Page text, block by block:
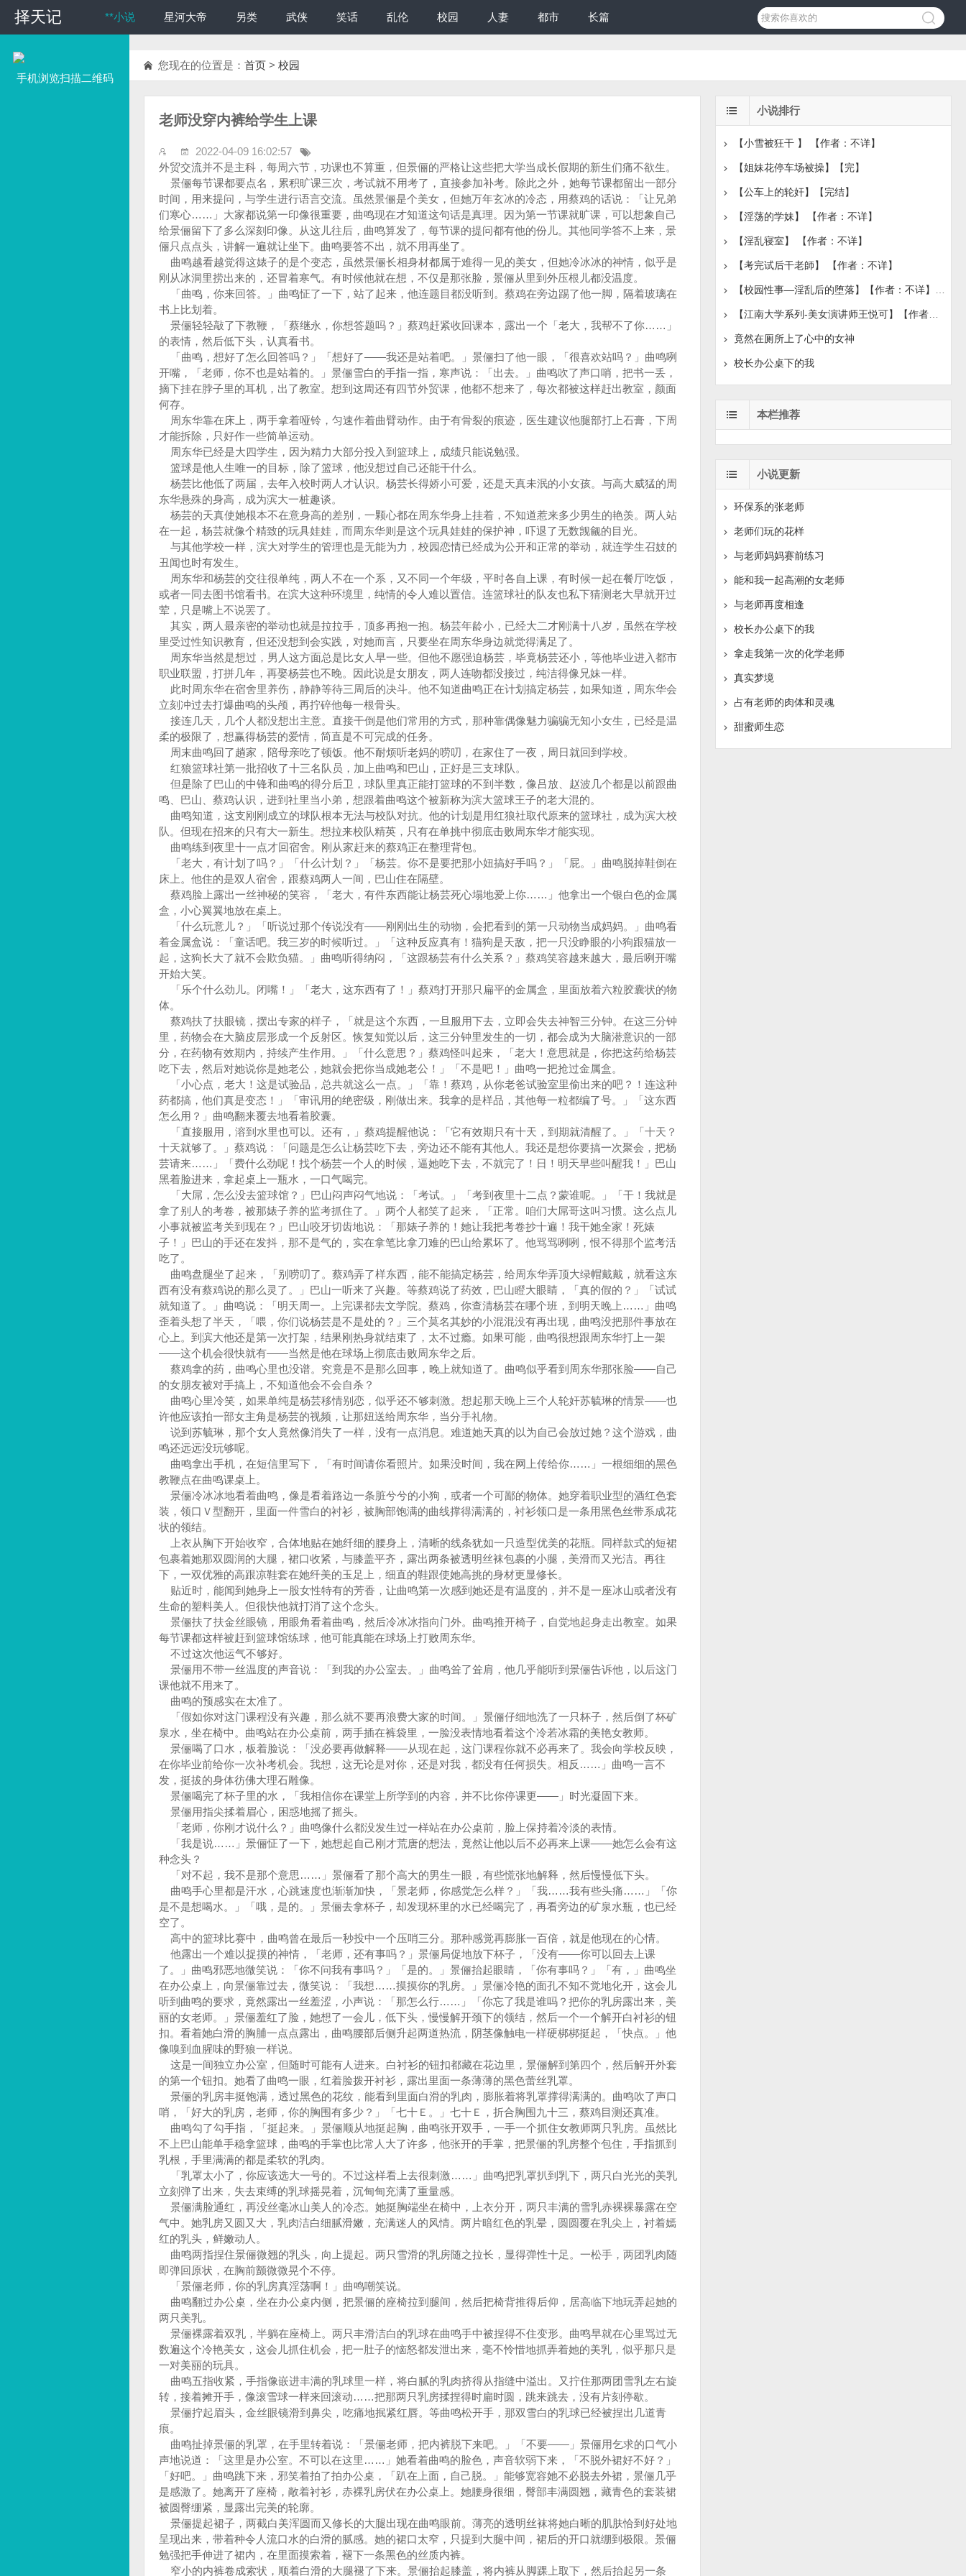
择天记
择天记 **小说 星河大帝 另类 武侠 笑话 乱伦 校园 人妻 都市 长篇
手机浏览扫描二维码
您现在的位置是： 首页 > 校园
老师没穿内裤给学生上课
2022-04-09 16:02:57
外贸交流并不是主科，每周六节，功课也不算重，但景俪的严格让这些把大学当成长假期的新生们痛不欲生。
景俪每节课都要点名，累积旷课三次，考试就不用考了，直接参加补考。除此之外，她每节课都留出一部分
时间，用来提问，与学生进行语言交流。虽然景俪是个美女，但她万年玄冰的冷态，用蔡鸡的话说：「让兄弟
们寒心……」大家都说第一印像很重要，曲鸣现在才知道这句话是真理。因为第一节课就旷课，可以想象自己
给景俪留下了多么深刻印像。从这儿往后，曲鸣算发了，每节课的提问都有他的份儿。其他同学答不上来，景
俪只点点头，讲解一遍就让坐下。曲鸣要答不出，就不用再坐了。
曲鸣越看越觉得这婊子的是个变态，虽然景俪长相身材都属于难得一见的美女，但她冷冰冰的神情，似乎是
刚从冰洞里捞出来的，还冒着寒气。有时候他就在想，不仅是那张脸，景俪从里到外压根儿都没温度。
「曲鸣，你来回答。」曲鸣怔了一下，站了起来，他连题目都没听到。蔡鸡在旁边踢了他一脚，隔着玻璃在
书上比划着。
景俪轻轻敲了下教鞭，「蔡继永，你想答题吗？」蔡鸡赶紧收回课本，露出一个「老大，我帮不了你……」
的表情，然后低下头，认真看书。
「曲鸣，想好了怎么回答吗？」「想好了——我还是站着吧。」景俪扫了他一眼，「很喜欢站吗？」曲鸣咧
开嘴，「老师，你不也是站着的。」景俪雪白的手指一指，寒声说：「出去。」曲鸣吹了声口哨，把书一丢，
摘下挂在脖子里的耳机，出了教室。想到这周还有四节外贸课，他都不想来了，每次都被这样赶出教室，颜面
何存。
周东华靠在床上，两手拿着哑铃，匀速作着曲臂动作。由于有骨裂的痕迹，医生建议他腿部打上石膏，下周
才能拆除，只好作一些简单运动。
周东华已经是大四学生，因为精力大部分投入到篮球上，成绩只能说勉强。
篮球是他人生唯一的目标，除了篮球，他没想过自己还能干什么。
杨芸比他低了两届，去年入校时两人才认识。杨芸长得娇小可爱，还是天真未泯的小女孩。与高大威猛的周
东华悬殊的身高，成为滨大一桩趣谈。
杨芸的天真使她根本不在意身高的差别，一颗心都在周东华身上挂着，不知道惹来多少男生的艳羡。两人站
在一起，杨芸就像个精致的玩具娃娃，而周东华则是这个玩具娃娃的保护神，吓退了无数觊觎的目光。
与其他学校一样，滨大对学生的管理也是无能为力，校园恋情已经成为公开和正常的举动，就连学生召妓的
丑闻也时有发生。
周东华和杨芸的交往很单纯，两人不在一个系，又不同一个年级，平时各自上课，有时候一起在餐厅吃饭，
或者一同去图书馆看书。在滨大这种环境里，纯情的令人难以置信。连篮球社的队友也私下猜测老大早就开过
荤，只是嘴上不说罢了。
其实，两人最亲密的举动也就是拉拉手，顶多再抱一抱。杨芸年龄小，已经大二才刚满十八岁，虽然在学校
里受过性知识教育，但还没想到会实践，对她而言，只要坐在周东华身边就觉得满足了。
周东华当然是想过，男人这方面总是比女人早一些。但他不愿强迫杨芸，毕竟杨芸还小，等他毕业进入都市
职业联盟，打拼几年，再娶杨芸也不晚。因此说是女朋友，两人连吻都没接过，纯洁得像兄妹一样。
此时周东华在宿舍里养伤，静静等待三周后的决斗。他不知道曲鸣正在计划搞定杨芸，如果知道，周东华会
立刻冲过去打爆曲鸣的头颅，再拧碎他每一根骨头。
接连几天，几个人都没想出主意。直接干倒是他们常用的方式，那种靠偶像魅力骗骗无知小女生，已经是温
柔的极限了，想赢得杨芸的爱情，简直是不可完成的任务。
周末曲鸣回了趟家，陪母亲吃了顿饭。他不耐烦听老妈的唠叨，在家住了一夜，周日就回到学校。
红狼篮球社第一批招收了十三名队员，加上曲鸣和巴山，正好是三支球队。
但是除了巴山的中锋和曲鸣的得分后卫，球队里真正能打篮球的不到半数，像吕放、赵波几个都是以前跟曲
鸣、巴山、蔡鸡认识，进到社里当小弟，想跟着曲鸣这个被新称为滨大篮球王子的老大混的。
曲鸣知道，这支刚刚成立的球队根本无法与校队对抗。他的计划是用红狼社取代原来的篮球社，成为滨大校
队。但现在招来的只有大一新生。想拉来校队精英，只有在单挑中彻底击败周东华才能实现。
曲鸣练到夜里十一点才回宿舍。刚从家赶来的蔡鸡正在整理背包。
「老大，有计划了吗？」「什么计划？」「杨芸。你不是要把那小妞搞好手吗？」「屁。」曲鸣脱掉鞋倒在
床上。他住的是双人宿舍，跟蔡鸡两人一间，巴山住在隔壁。
蔡鸡脸上露出一丝神秘的笑容，「老大，有件东西能让杨芸死心塌地爱上你……」他拿出一个银白色的金属
盒，小心翼翼地放在桌上。
「什么玩意儿？」「听说过那个传说没有——刚刚出生的动物，会把看到的第一只动物当成妈妈。」曲鸣看
着金属盒说：「童话吧。我三岁的时候听过。」「这种反应真有！猫狗是天敌，把一只没睁眼的小狗跟猫放一
起，这狗长大了就不会欺负猫。」曲鸣听得纳闷，「这跟杨芸有什么关系？」蔡鸡笑容越来越大，最后咧开嘴
开始大笑。
「乐个什么劲儿。闭嘴！」「老大，这东西有了！」蔡鸡打开那只扁平的金属盒，里面放着六粒胶囊状的物
体。
蔡鸡扶了扶眼镜，摆出专家的样子，「就是这个东西，一旦服用下去，立即会失去神智三分钟。在这三分钟
里，药物会在大脑皮层形成一个反射区。恢复知觉以后，这三分钟里发生的一切，都会成为大脑潜意识的一部
分，在药物有效期内，持续产生作用。」「什么意思？」蔡鸡怪叫起来，「老大！意思就是，你把这药给杨芸
吃下去，然后对她说你是她老公，她就会把你当成她老公！」「不是吧！」曲鸣一把抢过金属盒。
「小心点，老大！这是试验品，总共就这么一点。」「靠！蔡鸡，从你老爸试验室里偷出来的吧？！连这种
药都搞，他们真是变态！」「审讯用的绝密级，刚做出来。我拿的是样品，其他每一粒都编了号。」「这东西
怎么用？」曲鸣翻来覆去地看着胶囊。
「直接服用，溶到水里也可以。还有，」蔡鸡提醒他说：「它有效期只有十天，到期就清醒了。」「十天？
十天就够了。」蔡鸡说：「问题是怎么让杨芸吃下去，旁边还不能有其他人。我还是想你要搞一次聚会，把杨
芸请来……」「费什么劲呢！找个杨芸一个人的时候，逼她吃下去，不就完了！日！明天早些叫醒我！」巴山
黑着脸进来，拿起桌上一瓶水，一口气喝完。
「大屌，怎么没去篮球馆？」巴山闷声闷气地说：「考试。」「考到夜里十二点？蒙谁呢。」「干！我就是
拿了别人的考卷，被那婊子养的监考抓住了。」两个人都笑了起来，「正常。咱们大屌哥这叫习惯。这么点儿
小事就被监考关到现在？」巴山咬牙切齿地说：「那婊子养的！她让我把考卷抄十遍！我干她全家！死婊
子！」巴山的手还在发抖，那不是气的，实在拿笔比拿刀难的巴山给累坏了。他骂骂咧咧，恨不得那个监考活
吃了。
曲鸣盘腿坐了起来，「别唠叨了。蔡鸡弄了样东西，能不能搞定杨芸，给周东华弄顶大绿帽戴戴，就看这东
西有没有蔡鸡说的那么灵了。」巴山一听来了兴趣。等蔡鸡说了药效，巴山瞪大眼睛，「真的假的？」「试试
就知道了。」曲鸣说：「明天周一。上完课都去文学院。蔡鸡，你查清杨芸在哪个班，到明天晚上……」曲鸣
歪着头想了半天，「喂，你们说杨芸是不是处的？」三个莫名其妙的小混混没有再出现，曲鸣没把那件事放在
心上。到滨大他还是第一次打架，结果刚热身就结束了，太不过瘾。如果可能，曲鸣很想跟周东华打上一架
——这个机会很快就有——当然是他在球场上彻底击败周东华之后。
蔡鸡拿的药，曲鸣心里也没谱。究竟是不是那么回事，晚上就知道了。曲鸣似乎看到周东华那张脸——自己
的女朋友被对手搞上，不知道他会不会自杀？
曲鸣心里冷笑，如果单纯是杨芸移情别恋，似乎还不够刺激。想起那天晚上三个人轮奸苏毓琳的情景——也
许他应该拍一部女主角是杨芸的视频，让那妞送给周东华，当分手礼物。
说到苏毓琳，那个女人竟然像消失了一样，没有一点消息。难道她天真的以为自己会放过她？这个游戏，曲
鸣还远远没玩够呢。
曲鸣拿出手机，在短信里写下，「有时间请你看照片。如果没时间，我在网上传给你……」一根细细的黑色
教鞭点在曲鸣课桌上。
景俪冷冰冰地看着曲鸣，像是看着路边一条脏兮兮的小狗，或者一个可鄙的物体。她穿着职业型的酒红色套
装，领口Ｖ型翻开，里面一件雪白的衬衫，被胸部饱满的曲线撑得满满的，衬衫领口是一条用黑色丝带系成花
状的领结。
上衣从胸下开始收窄，合体地贴在她纤细的腰身上，清晰的线条犹如一只造型优美的花瓶。同样款式的短裙
包裹着她那双圆润的大腿，裙口收紧，与膝盖平齐，露出两条被透明丝袜包裹的小腿，美滑而又光洁。再往
下，一双优雅的高跟凉鞋套在她纤美的玉足上，细直的鞋跟使她高挑的身材更显修长。
贴近时，能闻到她身上一股女性特有的芳香，让曲鸣第一次感到她还是有温度的，并不是一座冰山或者没有
生命的塑料美人。但很快他就打消了这个念头。
景俪扶了扶金丝眼镜，用眼角看着曲鸣，然后冷冰冰指向门外。曲鸣推开椅子，自觉地起身走出教室。如果
每节课都这样被赶到篮球馆练球，他可能真能在球场上打败周东华。
不过这次他运气不够好。
景俪用不带一丝温度的声音说：「到我的办公室去。」曲鸣耸了耸肩，他几乎能听到景俪告诉他，以后这门
课他就不用来了。
曲鸣的预感实在太准了。
「假如你对这门课程没有兴趣，那么就不要再浪费大家的时间。」景俪仔细地洗了一只杯子，然后倒了杯矿
泉水，坐在椅中。曲鸣站在办公桌前，两手插在裤袋里，一脸没表情地看着这个冷若冰霜的美艳女教师。
景俪喝了口水，板着脸说：「没必要再做解释——从现在起，这门课程你就不必再来了。我会向学校反映，
在你毕业前给你一次补考机会。我想，这无论是对你，还是对我，都没有任何损失。相反……」曲鸣一言不
发，挺拔的身体彷佛大理石雕像。
景俪喝完了杯子里的水，「我相信你在课堂上所学到的内容，并不比你停课更——」时光凝固下来。
景俪用指尖揉着眉心，困惑地摇了摇头。
「老师，你刚才说什么？」曲鸣像什么都没发生过一样站在办公桌前，脸上保持着冷淡的表情。
「我是说……」景俪怔了一下，她想起自己刚才荒唐的想法，竟然让他以后不必再来上课——她怎么会有这
种念头？
「对不起，我不是那个意思……」景俪看了那个高大的男生一眼，有些慌张地解释，然后慢慢低下头。
曲鸣手心里都是汗水，心跳速度也渐渐加快，「景老师，你感觉怎么样？」「我……我有些头痛……」「你
是不是想喝水。」「哦，是的。」景俪去拿杯子，却发现杯里的水已经喝完了，再看旁边的矿泉水瓶，也已经
空了。
高中的篮球比赛中，曲鸣曾在最后一秒投中一个压哨三分。那种感觉再膨胀一百倍，就是他现在的心情。
他露出一个难以捉摸的神情，「老师，还有事吗？」景俪局促地放下杯子，「没有——你可以回去上课
了。」曲鸣邪恶地微笑说：「你不问我有事吗？」「是的。」景俪抬起眼睛，「你有事吗？」「有，」曲鸣坐
在办公桌上，向景俪靠过去，微笑说：「我想……摸摸你的乳房。」景俪冷艳的面孔不知不觉地化开，这会儿
听到曲鸣的要求，竟然露出一丝羞涩，小声说：「那怎么行……」「你忘了我是谁吗？把你的乳房露出来，美
丽的女老师。」景俪羞红了脸，她想了一会儿，低下头，慢慢解开颈下的领结，然后一个一个解开白衬衫的钮
扣。看着她白滑的胸脯一点点露出，曲鸣腰部后侧升起两道热流，阴茎像触电一样硬梆梆挺起，「快点。」他
像嗅到血腥味的野狼一样说。
这是一间独立办公室，但随时可能有人进来。白衬衫的钮扣都藏在花边里，景俪解到第四个，然后解开外套
的第一个钮扣。她看了曲鸣一眼，红着脸拨开衬衫，露出里面一条薄薄的黑色蕾丝乳罩。
景俪的乳房丰挺饱满，透过黑色的花纹，能看到里面白滑的乳肉，膨胀着将乳罩撑得满满的。曲鸣吹了声口
哨，「好大的乳房，老师，你的胸围有多少？」「七十Ｅ。」七十Ｅ，折合胸围九十三，蔡鸡目测还真准。
曲鸣勾了勾手指，「挺起来。」景俪顺从地挺起胸，曲鸣张开双手，一手一个抓住女教师两只乳房。虽然比
不上巴山能单手稳拿篮球，曲鸣的手掌也比常人大了许多，他张开的手掌，把景俪的乳房整个包住，手指抓到
乳根，手里满满的都是柔软的乳肉。
「乳罩太小了，你应该选大一号的。不过这样看上去很刺激……」曲鸣把乳罩扒到乳下，两只白光光的美乳
立刻弹了出来，失去束缚的乳球摇晃着，沉甸甸充满了重量感。
景俪满脸通红，再没丝毫冰山美人的冷态。她挺胸端坐在椅中，上衣分开，两只丰满的雪乳赤裸裸暴露在空
气中。她乳房又圆又大，乳肉洁白细腻滑嫩，充满迷人的风情。两片暗红色的乳晕，圆圆覆在乳尖上，衬着嫣
红的乳头，鲜嫩动人。
曲鸣两指捏住景俪微翘的乳头，向上提起。两只雪滑的乳房随之拉长，显得弹性十足。一松手，两团乳肉随
即弹回原状，在胸前颤微微晃个不停。
「景俪老师，你的乳房真淫荡啊！」曲鸣嘲笑说。
曲鸣翻过办公桌，坐在办公桌内侧，把景俪的座椅拉到腿间，然后把椅背推得后仰，居高临下地玩弄起她的
两只美乳。
景俪裸露着双乳，半躺在座椅上。两只丰滑洁白的乳球在曲鸣手中被捏得不住变形。曲鸣早就在心里骂过无
数遍这个冷艳美女，这会儿抓住机会，把一肚子的恼怒都发泄出来，毫不怜惜地抓弄着她的美乳，似乎那只是
一对美丽的玩具。
曲鸣五指收紧，手指像嵌进丰满的乳球里一样，将白腻的乳肉挤得从指缝中溢出。又拧住那两团雪乳左右旋
转，接着摊开手，像滚雪球一样来回滚动……把那两只乳房揉捏得时扁时圆，跳来跳去，没有片刻停歇。
景俪拧起眉头，金丝眼镜滑到鼻尖，吃痛地抿紧红唇。等曲鸣松开手，那双雪白的乳球已经被捏出几道青
痕。
曲鸣扯掉景俪的乳罩，在手里转着说：「景俪老师，把内裤脱下来吧。」「不要——」景俪用乞求的口气小
声地说道：「这里是办公室。不可以在这里……」她看着曲鸣的脸色，声音软弱下来，「不脱外裙好不好？」
「好吧。」曲鸣跳下来，邪笑着拍了拍办公桌，「趴在上面，自己脱。」能够宽容她不必脱去外裙，景俪几乎
是感激了。她离开了座椅，敞着衬衫，赤裸乳房伏在办公桌上。她腰身很细，臀部丰满圆翘，藏青色的套装裙
被圆臀绷紧，显露出完美的轮廓。
景俪提起裙子，两截白美浑圆而又修长的大腿出现在曲鸣眼前。薄亮的透明丝袜将她白晰的肌肤恰到好处地
呈现出来，带着种令人流口水的白滑的腻感。她的裙口太窄，只提到大腿中间，裙后的开口就绷到极限。景俪
勉强把手伸进了裙内，在里面摸索着，褪下一条黑色的丝质内裤。
窄小的内裤卷成索状，顺着白滑的大腿褪了下来。景俪抬起膝盖，将内裤从脚踝上取下，然后抬起另一条
小说排行
【小雪被狂干 】 【作者：不详】
【姐妹花停车场被操】【完】
【公车上的轮奸】【完结】
【淫荡的学妹】 【作者：不详】
【淫乱寝室】 【作者：不详】
【考完试后干老師】 【作者：不详】
【江南大学系列-美女演讲师王悦可】【作者：不详】【完
竟然在厕所上了心中的女神
校长办公桌下的我
本栏推荐
小说更新
环保系的张老师
老师们玩的花样
与老师妈妈赛前练习
能和我一起高潮的女老师
与老师再度相逢
校长办公桌下的我
拿走我第一次的化学老师
真实梦境
占有老师的肉体和灵魂
甜蜜师生恋